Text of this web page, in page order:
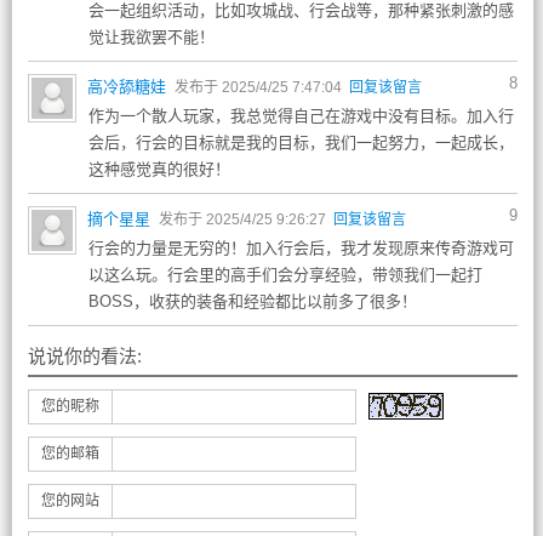
会一起组织活动，比如攻城战、行会战等，那种紧张刺激的感
觉让我欲罢不能！
8
高冷舔糖娃 发布于 2025/4/25 7:47:04 回复该留言
作为一个散人玩家，我总觉得自己在游戏中没有目标。加入行
会后，行会的目标就是我的目标，我们一起努力，一起成长，
这种感觉真的很好！
9
摘个星星 发布于 2025/4/25 9:26:27 回复该留言
行会的力量是无穷的！加入行会后，我才发现原来传奇游戏可
以这么玩。行会里的高手们会分享经验，带领我们一起打
BOSS，收获的装备和经验都比以前多了很多！
说说你的看法:
您的昵称
您的邮箱
您的网站